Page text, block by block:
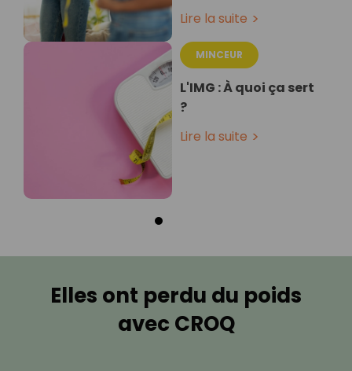
Lire la suite
MINCEUR
L'IMG : À quoi ça sert
?
Lire la suite
Elles ont perdu du poids
avec CROQ